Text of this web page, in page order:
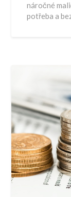
náročné
potřeba a